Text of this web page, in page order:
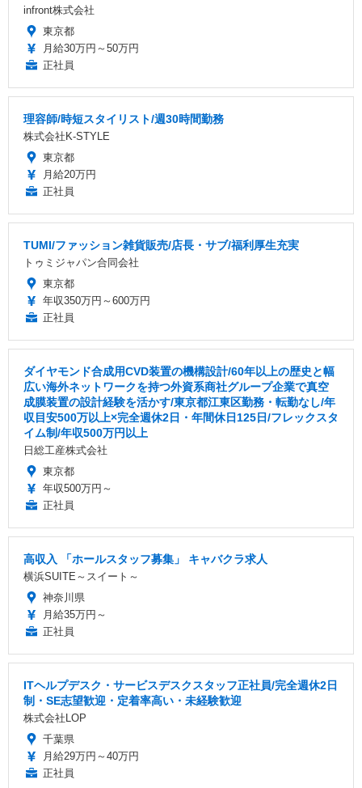
infront株式会社
東京都
月給30万円～50万円
正社員
理容師/時短スタイリスト/週30時間勤務
株式会社K-STYLE
東京都
月給20万円
正社員
TUMI/ファッション雑貨販売/店長・サブ/福利厚生充実
トゥミジャパン合同会社
東京都
年収350万円～600万円
正社員
ダイヤモンド合成用CVD装置の機構設計/60年以上の歴史と幅
広い海外ネットワークを持つ外資系商社グループ企業で真空
成膜装置の設計経験を活かす/東京都江東区勤務・転勤なし/年
収目安500万以上×完全週休2日・年間休日125日/フレックスタ
イム制/年収500万円以上
日総工産株式会社
東京都
年収500万円～
正社員
高収入 「ホールスタッフ募集」 キャバクラ求人
横浜SUITE～スイート～
神奈川県
月給35万円～
正社員
ITヘルプデスク・サービスデスクスタッフ正社員/完全週休2日
制・SE志望歓迎・定着率高い・未経験歓迎
株式会社LOP
千葉県
月給29万円～40万円
正社員